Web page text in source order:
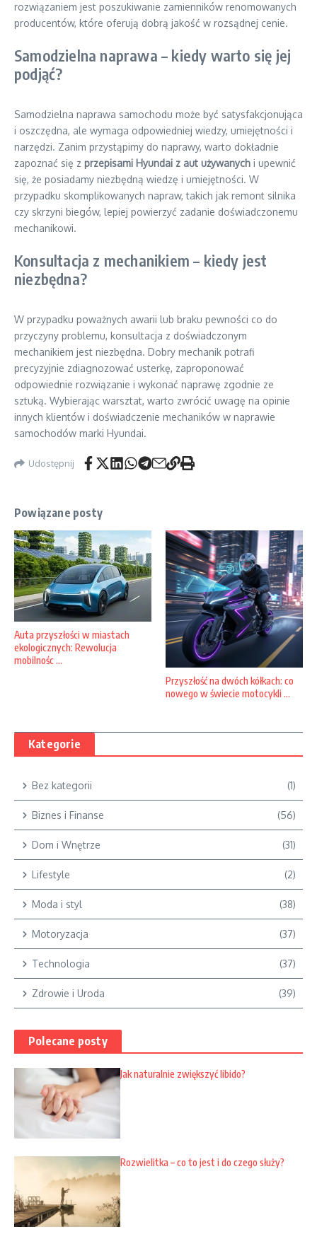
rozwiązaniem jest poszukiwanie zamienników renomowanych
producentów, które oferują dobrą jakość w rozsądnej cenie.
Samodzielna naprawa – kiedy warto się jej
podjąć?
Samodzielna naprawa samochodu może być satysfakcjonująca
i oszczędna, ale wymaga odpowiedniej wiedzy, umiejętności i
narzędzi. Zanim przystąpimy do naprawy, warto dokładnie
zapoznać się z przepisami Hyundai z aut używanych i upewnić
się, że posiadamy niezbędną wiedzę i umiejętności. W
przypadku skomplikowanych napraw, takich jak remont silnika
czy skrzyni biegów, lepiej powierzyć zadanie doświadczonemu
mechanikowi.
Konsultacja z mechanikiem – kiedy jest
niezbędna?
W przypadku poważnych awarii lub braku pewności co do
przyczyny problemu, konsultacja z doświadczonym
mechanikiem jest niezbędna. Dobry mechanik potrafi
precyzyjnie zdiagnozować usterkę, zaproponować
odpowiednie rozwiązanie i wykonać naprawę zgodnie ze
sztuką. Wybierając warsztat, warto zwrócić uwagę na opinie
innych klientów i doświadczenie mechaników w naprawie
samochodów marki Hyundai.
Udostępnij
Powiązane posty
Auta przyszłości w miastach
ekologicznych: Rewolucja
mobilnośc ...
Przyszłość na dwóch kółkach: co
nowego w świecie motocykli ...
Kategorie
Bez kategorii (1)
Biznes i Finanse (56)
Dom i Wnętrze (31)
Lifestyle (2)
Moda i styl (38)
Motoryzacja (37)
Technologia (37)
Zdrowie i Uroda (39)
Polecane posty
Jak naturalnie zwiększyć libido?
Rozwielitka – co to jest i do czego służy?